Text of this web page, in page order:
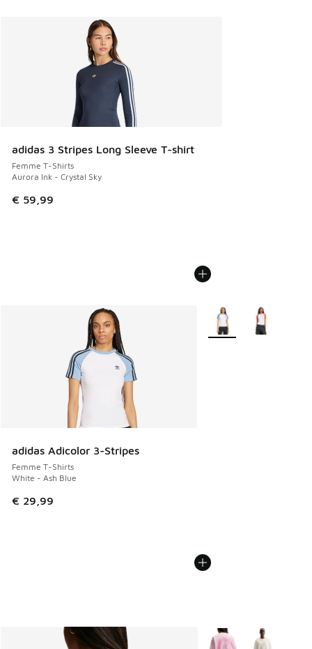
adidas 3 Stripes Long Sleeve T-shirt
Femme T-Shirts
Aurora Ink - Crystal Sky
€ 59,99
adidas Adicolor 3-Stripes
Femme T-Shirts
White - Ash Blue
€ 29,99
Plus de couleurs
Plus de couleurs